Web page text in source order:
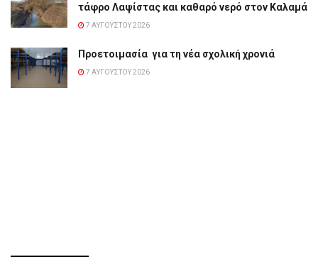
τάφρο Λαψίστας και καθαρό νερό στον Καλαμά
7 ΑΥΓΟΎΣΤΟΥ 2026
Προετοιμασία για τη νέα σχολική χρονιά
7 ΑΥΓΟΎΣΤΟΥ 2026